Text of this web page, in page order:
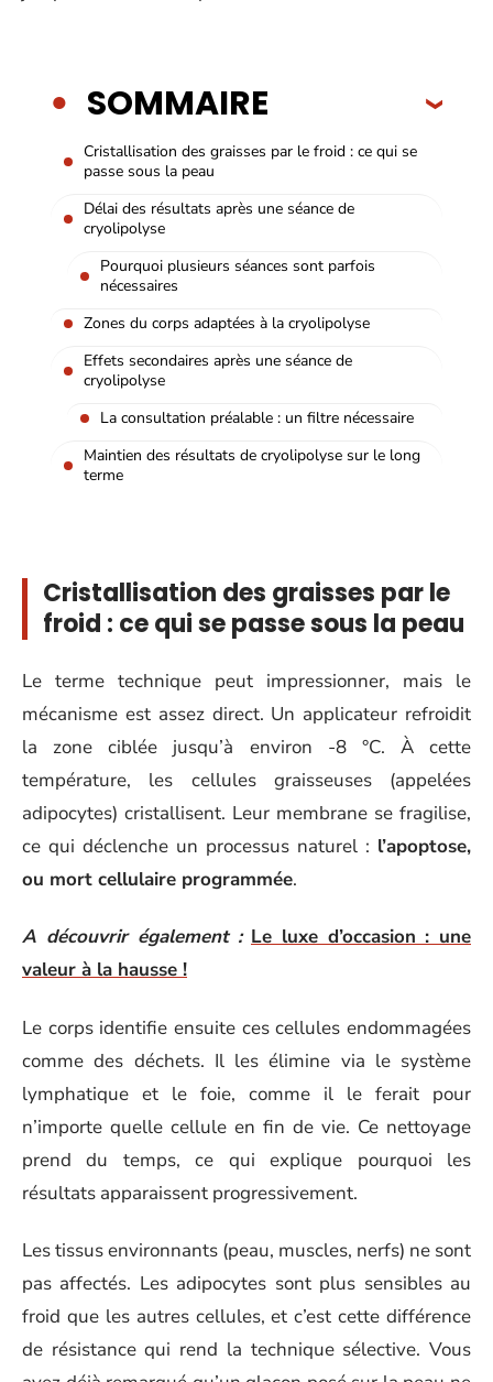
SOMMAIRE
Cristallisation des graisses par le froid : ce qui se
passe sous la peau
Délai des résultats après une séance de
cryolipolyse
Pourquoi plusieurs séances sont parfois
nécessaires
Zones du corps adaptées à la cryolipolyse
Effets secondaires après une séance de
cryolipolyse
La consultation préalable : un filtre nécessaire
Maintien des résultats de cryolipolyse sur le long
terme
Cristallisation des graisses par le
froid : ce qui se passe sous la peau
Le terme technique peut impressionner, mais le
mécanisme est assez direct. Un applicateur refroidit
la zone ciblée jusqu’à environ -8 °C. À cette
température, les cellules graisseuses (appelées
adipocytes) cristallisent. Leur membrane se fragilise,
ce qui déclenche un processus naturel : l’apoptose,
ou mort cellulaire programmée.
A découvrir également : Le luxe d’occasion : une
valeur à la hausse !
Le corps identifie ensuite ces cellules endommagées
comme des déchets. Il les élimine via le système
lymphatique et le foie, comme il le ferait pour
n’importe quelle cellule en fin de vie. Ce nettoyage
prend du temps, ce qui explique pourquoi les
résultats apparaissent progressivement.
Les tissus environnants (peau, muscles, nerfs) ne sont
pas affectés. Les adipocytes sont plus sensibles au
froid que les autres cellules, et c’est cette différence
de résistance qui rend la technique sélective. Vous